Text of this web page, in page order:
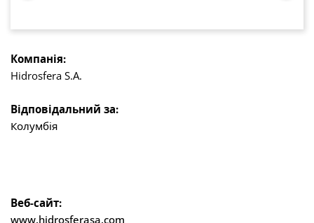
Компанія:
Hidrosfera S.A.
Відповідальний за:
Колумбія
Веб-сайт:
www.hidrosferasa.com